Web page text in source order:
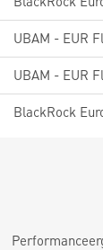
UBAM - EUR
UBAM - EUR